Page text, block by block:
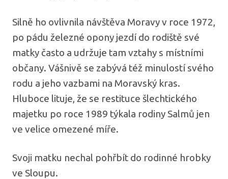
Silně ho ovlivnila návštěva Moravy v roce 1972,
po pádu železné opony jezdí do rodiště své
matky často a udržuje tam vztahy s místními
občany. Vášnivě se zabývá též minulostí svého
rodu a jeho vazbami na Moravský kras.
Hluboce lituje, že se restituce šlechtického
majetku po roce 1989 týkala rodiny Salmů jen
ve velice omezené míře.
Svoji matku nechal pohřbít do rodinné hrobky
ve Sloupu.